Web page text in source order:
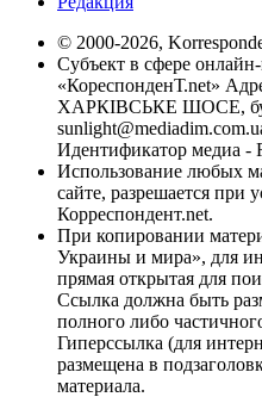
© 2000-2026,
Субъект в сфере
«КореспонденТ.net»
ХАРКІВСЬКЕ ШОСЕ,
Идентификатор медиа -
Использование любых
сайте, разрешается при
Корреспондент.net.
При копировании
Украины и мира», для
прямая открытая для
Ссылка должна быть
полного либо
Гиперссылка (для
размещена в
материала.